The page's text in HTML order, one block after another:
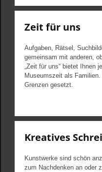
Zeit für uns
Aufgaben, Rätsel,
gemeinsam mit anderen,
„Zeit für uns“ bietet Ihnen
Museumszeit als
Grenzen gesetzt.
Kreatives
Kunstwerke sind schön
zum Nachdenken an oder